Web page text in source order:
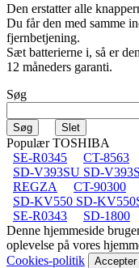
Den erstatter alle
Du får den med samme
fjernbetjening.
Sæt batterierne i, så er
12 måneders garanti.
Søg
Populær TOSHIBA
SE-R0345
CT-8563
SD-V393SU SD-
REGZA
CT-90300
SD-KV550 SD-
SE-R0343
SD-1800
Denne hjemmeside
oplevelse på vores
Cookies-politik
Accepter